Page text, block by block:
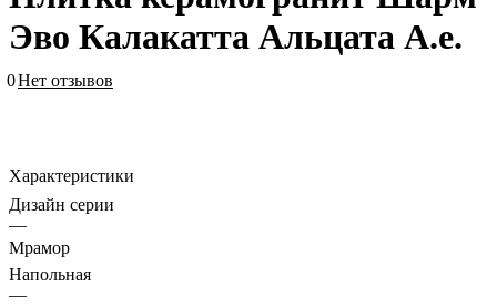
Эво Калакатта Альцата А.е.
0Нет отзывов
Характеристики
Дизайн серии
—
Мрамор
Напольная
—